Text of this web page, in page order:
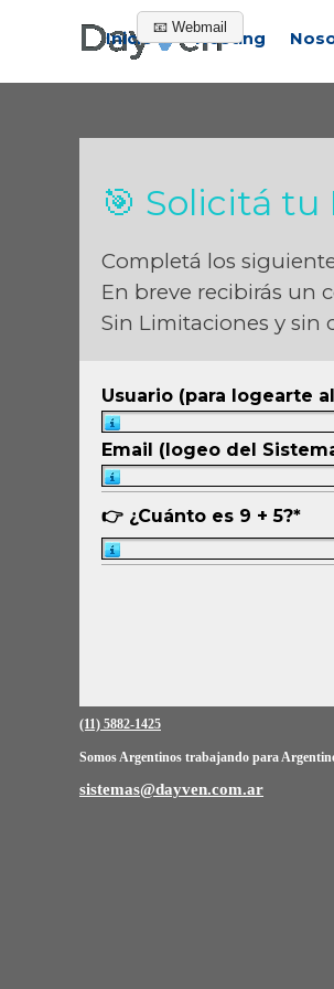
📧 Webmail
Inicio Hosting
🎯 Solicitá
Completá los
En breve recibirás un
Sin Limitaciones y sin
Usuario (para logearte
Nombre de Usuario
Email (logeo del
Mail Válido, le servira
👉 ¿Cuánto es 9 + 5?*
Agrega el Resultado
(11) 5882-1425
Somos Argentinos trabajando para
sistemas@dayven.com.ar